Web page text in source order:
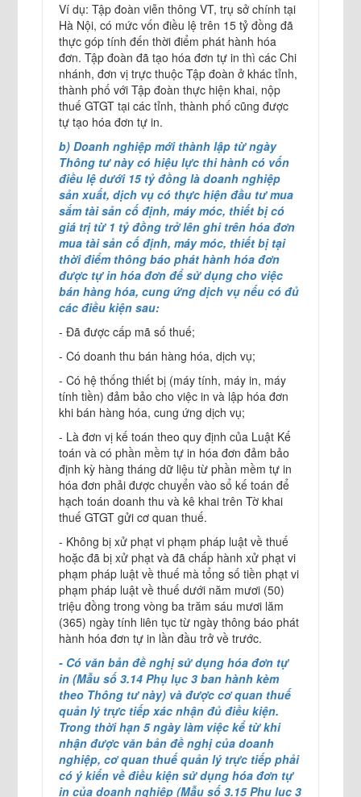
Ví dụ: Tập đoàn viễn thông VT, trụ sở chính tại
Hà Nội, có mức vốn điều lệ trên 15 tỷ đồng đã
thực góp tính đến thời điểm phát hành hóa
đơn. Tập đoàn đã tạo hóa đơn tự in thì các Chi
nhánh, đơn vị trực thuộc Tập đoàn ở khác tỉnh,
thành phố với Tập đoàn thực hiện khai, nộp
thuế GTGT tại các tỉnh, thành phố cũng được
tự tạo hóa đơn tự in.
b) Doanh nghiệp mới thành lập từ ngày
Thông tư này có hiệu lực thi hành có vốn
điều lệ dưới 15 tỷ đồng là doanh nghiệp
sản xuất, dịch vụ có thực hiện đầu tư mua
sắm tài sản cố định, máy móc, thiết bị có
giá trị từ 1 tỷ đồng trở lên ghi trên hóa đơn
mua tài sản cố định, máy móc, thiết bị tại
thời điểm thông báo phát hành hóa đơn
được tự in hóa đơn để sử dụng cho việc
bán hàng hóa, cung ứng dịch vụ nếu có đủ
các điều kiện sau:
- Đã được cấp mã số thuế;
- Có doanh thu bán hàng hóa, dịch vụ;
- Có hệ thống thiết bị (máy tính, máy in, máy
tính tiền) đảm bảo cho việc in và lập hóa đơn
khi bán hàng hóa, cung ứng dịch vụ;
- Là đơn vị kế toán theo quy định của Luật Kế
toán và có phần mềm tự in hóa đơn đảm bảo
định kỳ hàng tháng dữ liệu từ phần mềm tự in
hóa đơn phải được chuyển vào sổ kế toán để
hạch toán doanh thu và kê khai trên Tờ khai
thuế GTGT gửi cơ quan thuế.
- Không bị xử phạt vi phạm pháp luật về thuế
hoặc đã bị xử phạt và đã chấp hành xử phạt vi
phạm pháp luật về thuế mà tổng số tiền phạt vi
phạm pháp luật về thuế dưới năm mươi (50)
triệu đồng trong vòng ba trăm sáu mươi lăm
(365) ngày tính liên tục từ ngày thông báo phát
hành hóa đơn tự in lần đầu trở về trước.
- Có văn bản đề nghị sử dụng hóa đơn tự
in (Mẫu số 3.14 Phụ lục 3 ban hành kèm
theo Thông tư này) và được cơ quan thuế
quản lý trực tiếp xác nhận đủ điều kiện.
Trong thời hạn 5 ngày làm việc kể từ khi
nhận được văn bản đề nghị của doanh
nghiệp, cơ quan thuế quản lý trực tiếp phải
có ý kiến về điều kiện sử dụng hóa đơn tự
in của doanh nghiệp (Mẫu số 3.15 Phụ lục 3